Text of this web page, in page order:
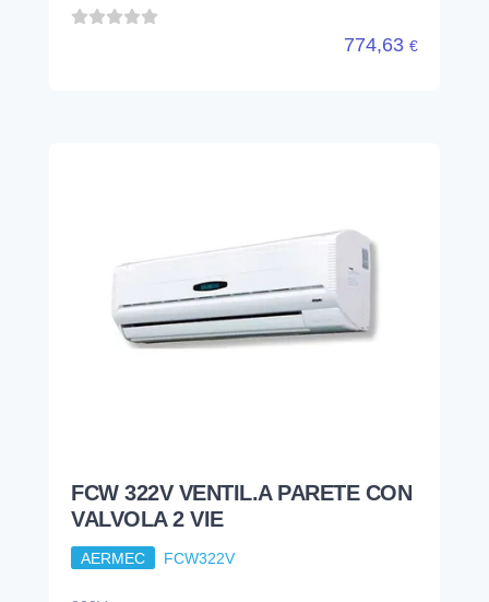
774,63 €
FCW 322V VENTIL.A PARETE CON
VALVOLA 2 VIE
AERMEC FCW322V